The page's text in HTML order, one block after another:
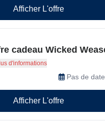
Afficher L'offre
cadeau Wicked
un cadeau gratuit pour
chez Wicked Weasel.
Plus d'informations
Pas de
Afficher L'offre